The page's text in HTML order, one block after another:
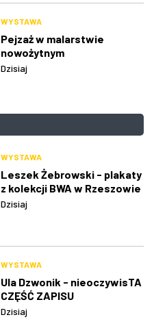
WYSTAWA
Pejzaż w malarstwie
nowożytnym
Dzisiaj
WYSTAWA
Leszek Żebrowski - plakaty
z kolekcji BWA w Rzeszowie
Dzisiaj
WYSTAWA
Ula Dzwonik - nieoczywisTA
CZĘŚĆ ZAPISU
Dzisiaj